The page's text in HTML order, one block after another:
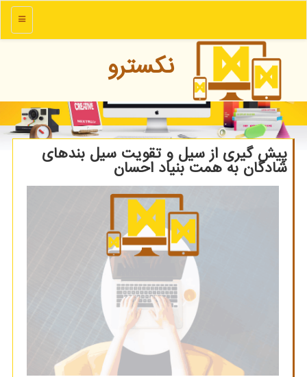
منو
نكسترو
پیش گیری از سیل و تقویت سیل بندهای
شادگان به همت بنیاد احسان